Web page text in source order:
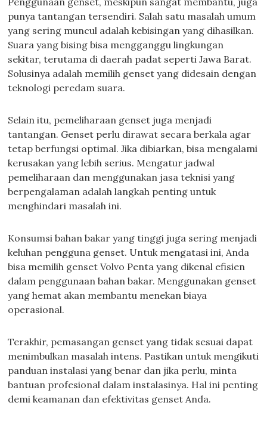
punya tantangan tersendiri. Salah satu masalah umum
yang sering muncul adalah kebisingan yang dihasilkan.
Suara yang bising bisa mengganggu lingkungan
sekitar, terutama di daerah padat seperti Jawa Barat.
Solusinya adalah memilih genset yang didesain dengan
teknologi peredam suara.
Selain itu, pemeliharaan genset juga menjadi
tantangan. Genset perlu dirawat secara berkala agar
tetap berfungsi optimal. Jika dibiarkan, bisa mengalami
kerusakan yang lebih serius. Mengatur jadwal
pemeliharaan dan menggunakan jasa teknisi yang
berpengalaman adalah langkah penting untuk
menghindari masalah ini.
Konsumsi bahan bakar yang tinggi juga sering menjadi
keluhan pengguna genset. Untuk mengatasi ini, Anda
bisa memilih genset Volvo Penta yang dikenal efisien
dalam penggunaan bahan bakar. Menggunakan genset
yang hemat akan membantu menekan biaya
operasional.
Terakhir, pemasangan genset yang tidak sesuai dapat
menimbulkan masalah intens. Pastikan untuk mengikuti
panduan instalasi yang benar dan jika perlu, minta
bantuan profesional dalam instalasinya. Hal ini penting
demi keamanan dan efektivitas genset Anda.